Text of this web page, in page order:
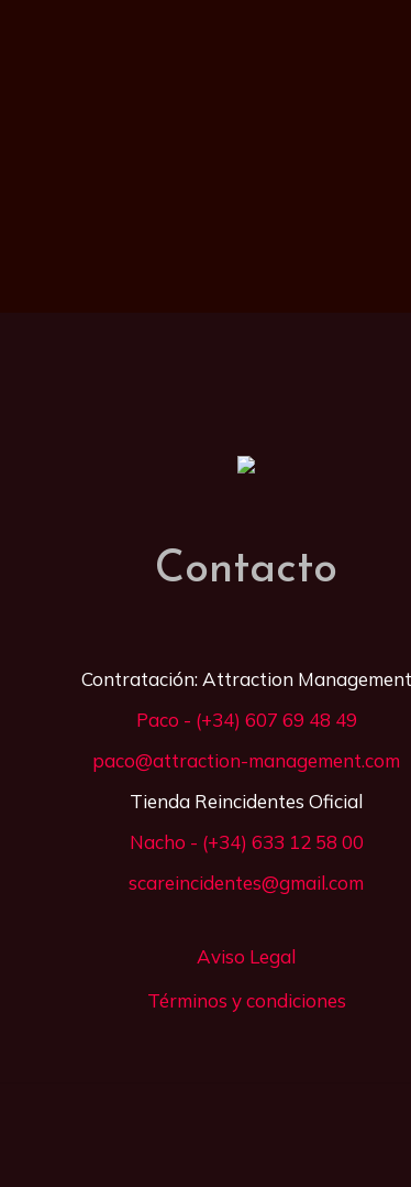
Contacto
Contratación: Attraction Management
Paco - (+34) 607 69 48 49
paco@attraction-management.com
Tienda Reincidentes Oficial
Nacho - (+34) 633 12 58 00
scareincidentes@gmail.com
Aviso Legal
Términos y condiciones